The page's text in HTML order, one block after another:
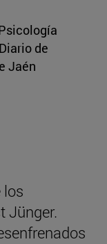
de
Jaén
los
Jünger.